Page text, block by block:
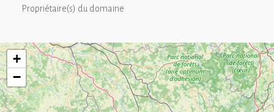
Propriétaire(s) du domaine
+
−